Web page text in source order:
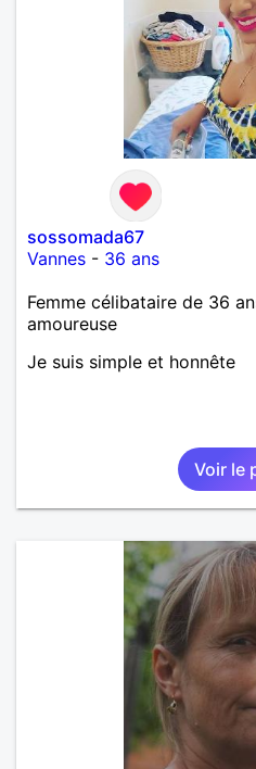
sossomada67
Vannes - 36 ans
Femme célibataire de 36
amoureuse
Je suis simple et honnête
Voir le